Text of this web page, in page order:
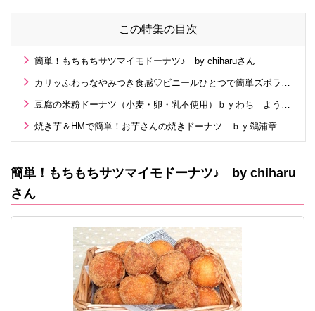
この特集の目次
簡単！もちもちサツマイモドーナツ♪ by chiharuさん
カリッふわっなやみつき食感♡ビニールひとつで簡単ズボラドーナツ ｂｙおくやままさみさん
豆腐の米粉ドーナツ（小麦・卵・乳不使用）ｂｙわち ようこさん
焼き芋＆HMで簡単！お芋さんの焼きドーナツ ｂｙ鵜浦章乃さん
簡単！もちもちサツマイモドーナツ♪ by chiharu
さん